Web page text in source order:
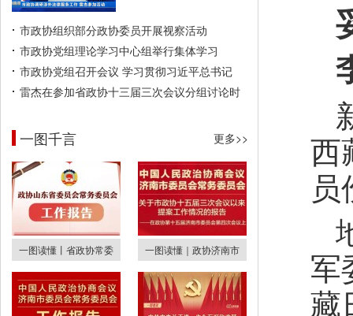
市政协组织部分政协委员开展视察活动
市政协党组理论学习中心组举行集体学习
市政协党组召开会议 学习贯彻习近平总书记
雷杰在参加省政协十三届三次会议分组讨论时
一图千言 更多>>
一图读懂丨省政协常委 一图读懂｜政协济南市
西
军
藏